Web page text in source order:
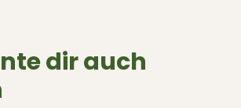
dir auch